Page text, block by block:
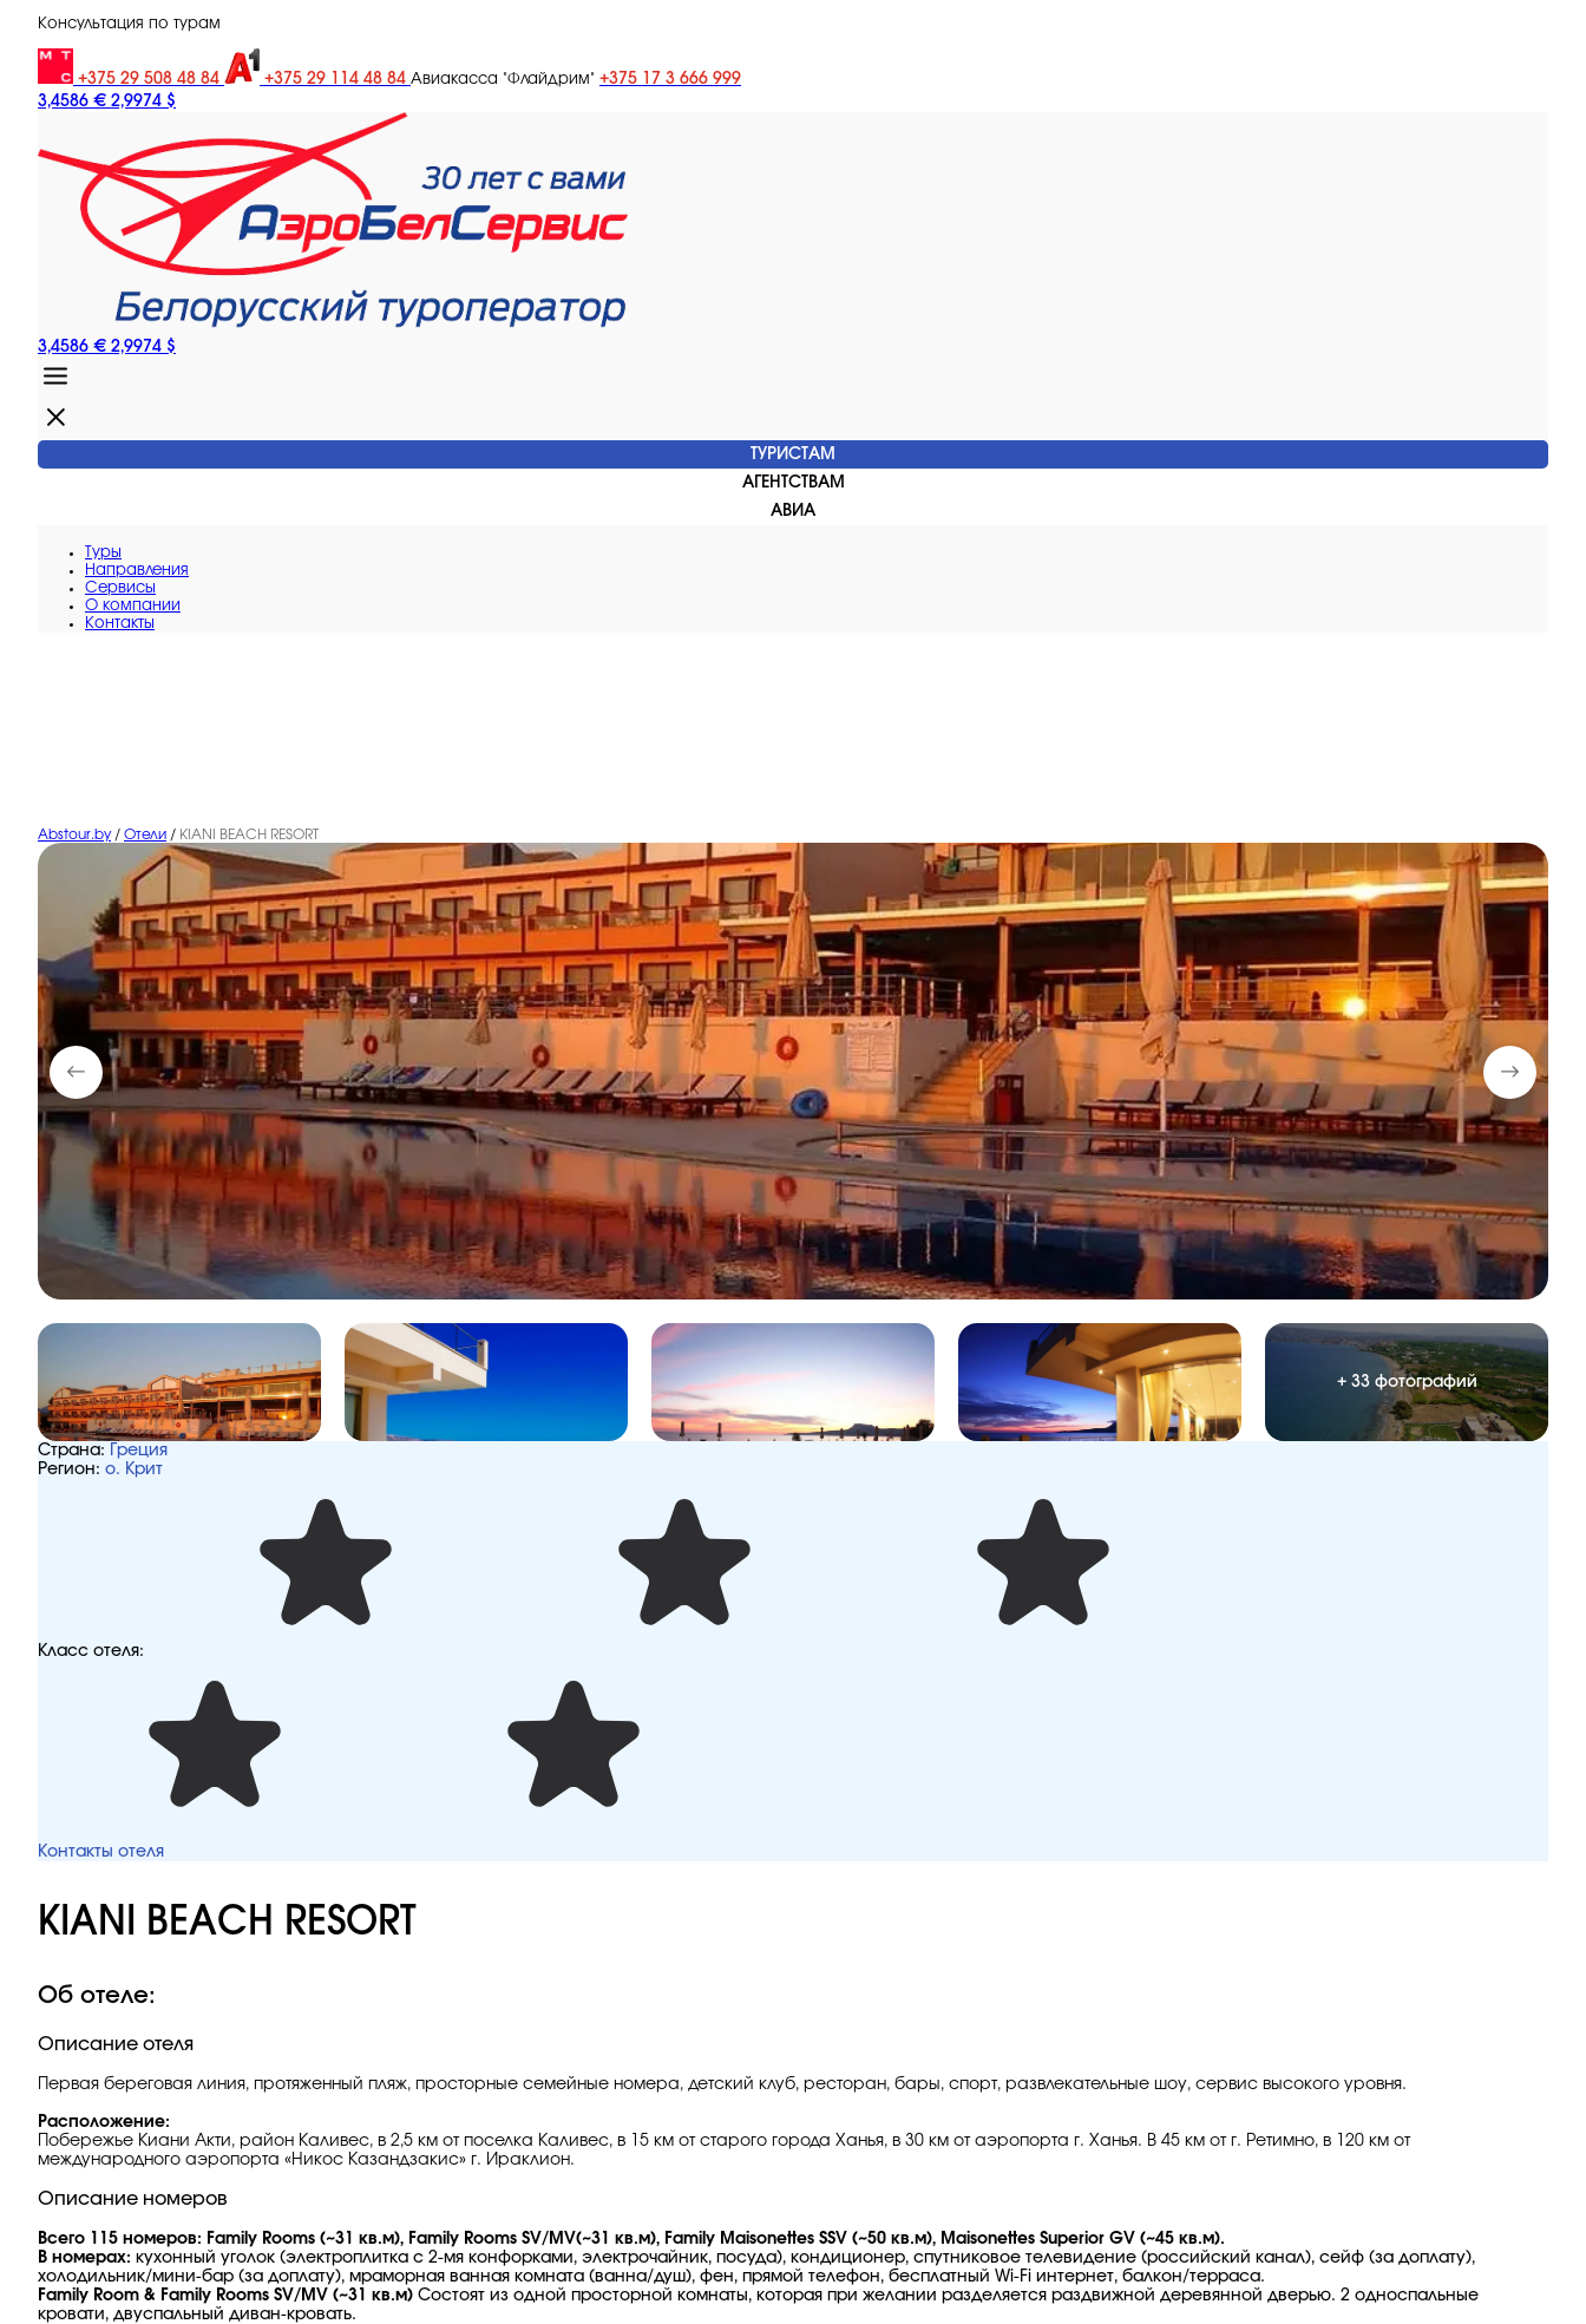
Консультация по турам
+375 29 508 48 84 +375 29 114 48 84 Авиакасса "Флайдрим" +375 17 3 666 999
3,4586 € 2,9974 $
3,4586 € 2,9974 $
ТУРИСТАМ
АГЕНТСТВАМ
АВИА
Туры
Направления
Сервисы
O компании
Контакты
Abstour.by / Отели / KIANI BEACH RESORT
+ 33 фотографий
Страна:
Греция
Регион: о. Крит
Класс отеля:
Контакты отеля
KIANI BEACH RESORT
Об отеле:
Описание отеля
Первая береговая линия, протяженный пляж, просторные семейные номера, детский клуб, ресторан, бары, спорт, развлекательные шоу, сервис высокого уровня.
Расположение:
Побережье Киани Акти, район Каливес, в 2,5 км от поселка Каливес, в 15 км от старого города Ханья, в 30 км от аэропорта г. Ханья. В 45 км от г. Ретимно, в 120 км от
международного аэропорта «Никос Казандзакис» г. Ираклион.
Описание номеров
Всего 115 номеров: Family Rooms (~31 кв.м), Family Rooms SV/MV(~31 кв.м), Family Maisonettes SSV (~50 кв.м), Maisonettes Superior GV (~45 кв.м).
В номерах: кухонный уголок (электроплитка с 2-мя конфорками, электрочайник, посуда), кондиционер, спутниковое телевидение (российский канал), сейф (за доплату),
холодильник/мини-бар (за доплату), мраморная ванная комната (ванна/душ), фен, прямой телефон, бесплатный Wi-Fi интернет, балкон/терраса.
Family Room & Family Rooms SV/MV (~31 кв.м) Состоят из одной просторной комнаты, которая при желании разделяется раздвижной деревянной дверью. 2 односпальные
кровати, двуспальный диван-кровать.